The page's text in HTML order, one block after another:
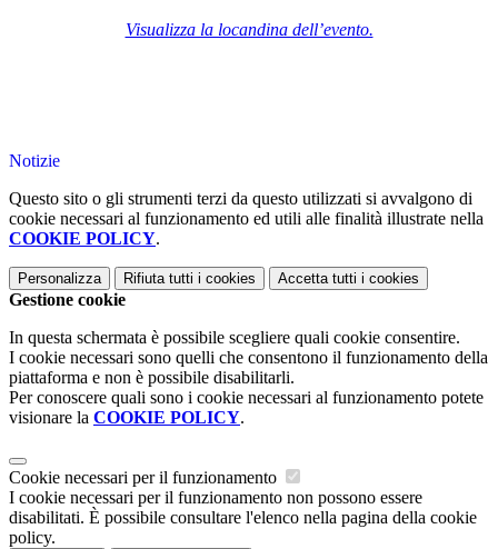
Visualizza la locandina dell’evento.
Notizie
Questo sito o gli strumenti terzi da questo utilizzati si avvalgono di
cookie necessari al funzionamento ed utili alle finalità illustrate nella
COOKIE POLICY.
Personalizza Rifiuta tutti i cookies Accetta tutti i cookies
Gestione cookie
In questa schermata è possibile scegliere quali cookie consentire.
I cookie necessari sono quelli che consentono il funzionamento della
piattaforma e non è possibile disabilitarli.
Per conoscere quali sono i cookie necessari al funzionamento potete
visionare la COOKIE POLICY.
Cookie necessari per il funzionamento
I cookie necessari per il funzionamento non possono essere
disabilitati. È possibile consultare l'elenco nella pagina della cookie
policy.